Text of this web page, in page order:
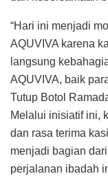
“Hari ini menjadi
AQUVIVA karena
langsung
AQUVIVA, baik
Tutup Botol
Melalui inisiatif ini,
dan rasa terima
menjadi bagian
perjalanan ibadah